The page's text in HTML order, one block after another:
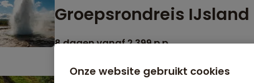
Groepsrondreis IJsland
8 dagen vanaf 2.399 p.p.
Onze website gebruikt cookies